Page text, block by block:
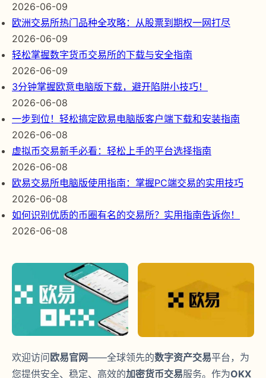
2026-06-09
欧洲交易所热门品种全攻略：从股票到期权一网打尽
2026-06-09
轻松掌握数字货币交易所的下载与安全指南
2026-06-09
3分钟掌握欧意电脑版下载，避开陷阱小技巧！
2026-06-08
一步到位！轻松搞定欧易电脑版客户端下载和安装指南
2026-06-08
虚拟币交易新手必看：轻松上手的平台选择指南
2026-06-08
欧易交易所电脑版使用指南：掌握PC端交易的实用技巧
2026-06-08
如何识别优质的币圈有名的交易所？实用指南告诉你！
2026-06-08
欢迎访问 欧易官网——全球领先的数字资产交易平台，为
您提供安全、稳定、高效的加密货币交易服务。作为OKX